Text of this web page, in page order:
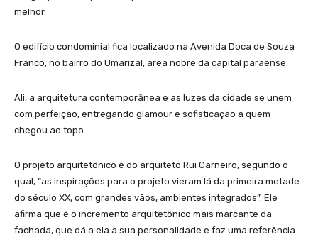
melhor.
O edifício condominial fica localizado na Avenida Doca de Souza
Franco, no bairro do Umarizal, área nobre da capital paraense.
Ali, a arquitetura contemporânea e as luzes da cidade se unem
com perfeição, entregando glamour e sofisticação a quem
chegou ao topo.
O projeto arquitetônico é do arquiteto Rui Carneiro, segundo o
qual, “as inspirações para o projeto vieram lá da primeira metade
do século XX, com grandes vãos, ambientes integrados”. Ele
afirma que é o incremento arquitetônico mais marcante da
fachada, que dá a ela a sua personalidade e faz uma referência